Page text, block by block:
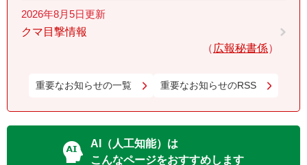
2026年8月5日更新
クマ目撃情報
広報秘書係
重要なお知らせの一覧 重要なお知らせのRSS
AI（人工知能）は
こんなページをおすすめします